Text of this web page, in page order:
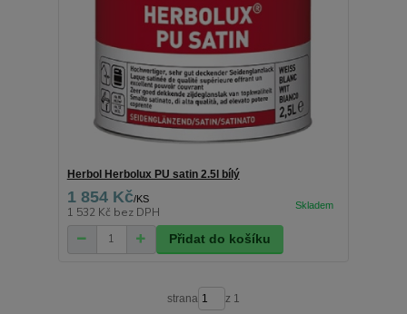
Herbol Herbolux PU satin 2.5l bílý
1 854 Kč/KS
1 532 Kč bez DPH
Přidat do košíku
strana z 1